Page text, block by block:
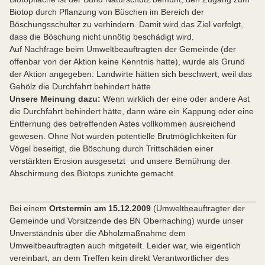
Biotop durch Pflanzung von Büschen im Bereich der
Böschungsschulter zu verhindern. Damit wird das Ziel verfolgt,
dass die Böschung nicht unnötig beschädigt wird.
Auf Nachfrage beim Umweltbeauftragten der Gemeinde (der
offenbar von der Aktion keine Kenntnis hatte), wurde als Grund
der Aktion angegeben: Landwirte hätten sich beschwert, weil das
Gehölz die Durchfahrt behindert hätte.
Unsere Meinung dazu: Wenn wirklich der eine oder andere Ast
die Durchfahrt behindert hätte, dann wäre ein Kappung oder eine
Entfernung des betreffenden Astes vollkommen ausreichend
gewesen. Ohne Not wurden potentielle Brutmöglichkeiten für
Vögel beseitigt, die Böschung durch Trittschäden einer
verstärkten Erosion ausgesetzt und unsere Bemühung der
Abschirmung des Biotops zunichte gemacht.
Bei einem Ortstermin am 15.12.2009 (Umweltbeauftragter der
Gemeinde und Vorsitzende des BN Oberhaching) wurde unser
Unverständnis über die Abholzmaßnahme dem
Umweltbeauftragten auch mitgeteilt. Leider war, wie eigentlich
vereinbart, an dem Treffen kein direkt Verantwortlicher des